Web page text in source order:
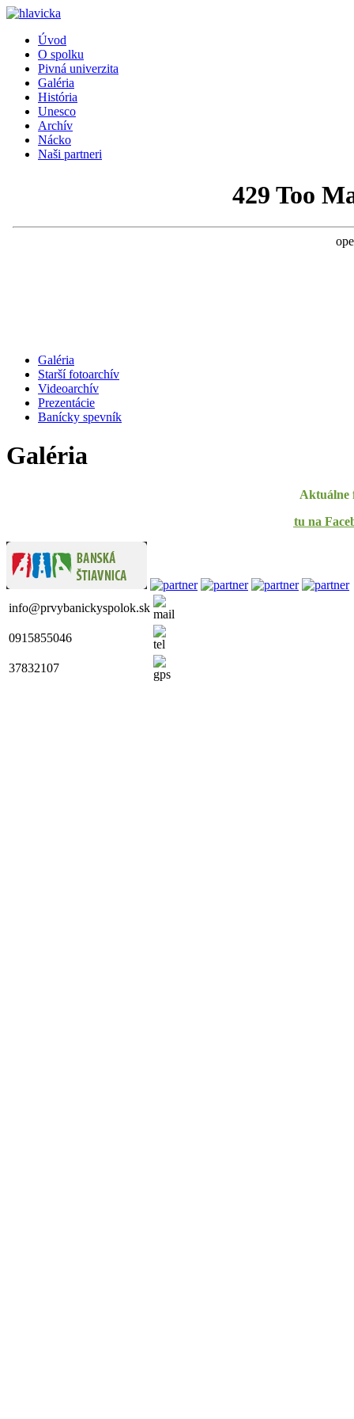
Úvod
O spolku
Pivná univerzita
Galéria
História
Unesco
Archív
Nácko
Naši partneri
Galéria
Starší fotoarchív
Videoarchív
Prezentácie
Banícky spevník
Galéria
Aktuálne
tu na
info@prvybanickyspolok.sk
0915855046
37832107